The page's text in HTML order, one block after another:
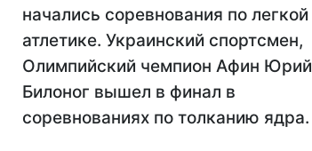
начались соревнования по легкой
атлетике. Украинский спортсмен,
Олимпийский чемпион Афин Юрий
Билоног вышел в финал в
соревнованиях по толканию ядра.